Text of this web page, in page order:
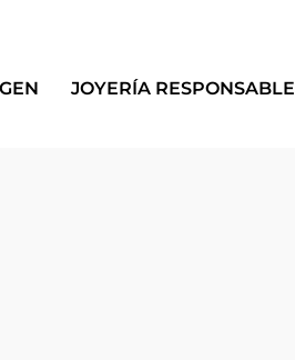
JOYERÍA RESPONSABLE